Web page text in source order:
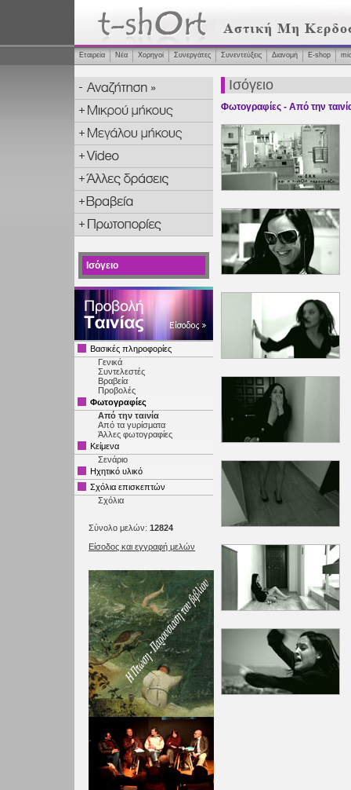
Εταιρεία Νέα Χορηγοί Συνεργάτες Συνεντεύξεις Διανομή Ε-shop
Ισόγειο
Βασικές πληροφορίες
Γενικά
Συντελεστές
Βραβεία
Προβολές
Φωτογραφίες
Από την ταινία
Από τα γυρίσματα
Άλλες φωτογραφίες
Κείμενα
Σενάριο
Ηχητικό υλικό
Σχόλια επισκεπτών
Σχόλια
Σύνολο μελών: 12824
Είσοδος και εγγραφή μελών
Ισόγειο
Φωτογραφίες - Από την